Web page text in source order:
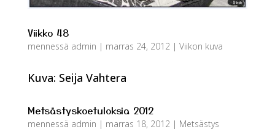
Viikko 48
mennessä admin | marras 24, 2012 | Viikon kuva
Kuva: Seija Vahtera
Metsästyskoetuloksia 2012
mennessä admin | marras 18, 2012 | Metsästys